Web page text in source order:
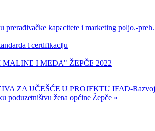
prerađivačke kapacitete i marketing poljo.-preh.
i certifikaciju
I MEDA" ŽEPČE 2022
ZA UČEŠĆE U PROJEKTU IFAD-Razvoj
poduzetništvu žena općine Žepče »